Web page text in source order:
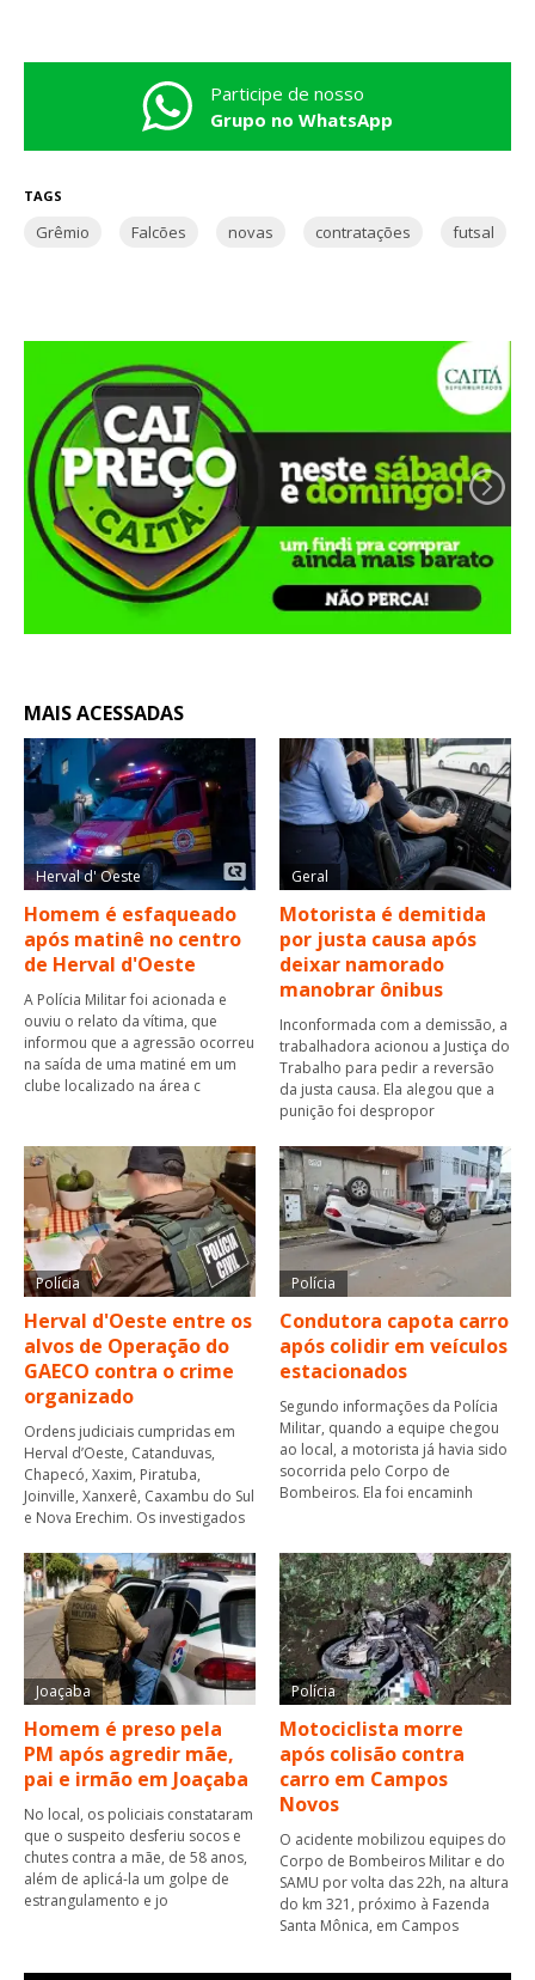
Participe de nosso
Grupo no WhatsApp
TAGS
Grêmio Falcões novas contratações futsal
MAIS ACESSADAS
Herval d' Oeste
Homem é esfaqueado
após matinê no centro
de Herval d'Oeste
A Polícia Militar foi acionada e
ouviu o relato da vítima, que
informou que a agressão ocorreu
na saída de uma matiné em um
clube localizado na área c
Geral
Motorista é demitida
por justa causa após
deixar namorado
manobrar ônibus
Inconformada com a demissão, a
trabalhadora acionou a Justiça do
Trabalho para pedir a reversão
da justa causa. Ela alegou que a
punição foi despropor
Polícia
Herval d'Oeste entre os
alvos de Operação do
GAECO contra o crime
organizado
Ordens judiciais cumpridas em
Herval d’Oeste, Catanduvas,
Chapecó, Xaxim, Piratuba,
Joinville, Xanxerê, Caxambu do Sul
e Nova Erechim. Os investigados
Polícia
Condutora capota carro
após colidir em veículos
estacionados
Segundo informações da Polícia
Militar, quando a equipe chegou
ao local, a motorista já havia sido
socorrida pelo Corpo de
Bombeiros. Ela foi encaminh
Joaçaba
Homem é preso pela
PM após agredir mãe,
pai e irmão em Joaçaba
No local, os policiais constataram
que o suspeito desferiu socos e
chutes contra a mãe, de 58 anos,
além de aplicá-la um golpe de
estrangulamento e jo
Polícia
Motociclista morre
após colisão contra
carro em Campos
Novos
O acidente mobilizou equipes do
Corpo de Bombeiros Militar e do
SAMU por volta das 22h, na altura
do km 321, próximo à Fazenda
Santa Mônica, em Campos